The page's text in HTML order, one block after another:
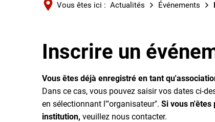
Vous êtes ici : Actualités Événements
Inscrire un
Vous êtes déjà enregistré en tant
Dans ce cas, vous pouvez saisir vos dates ci-
en sélectionnant l'"organisateur". Si vous
institution, veuillez nous contacter.